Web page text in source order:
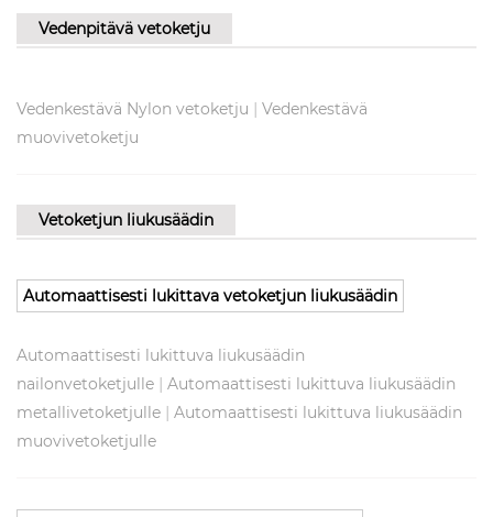
Vedenpitävä vetoketju
Vedenkestävä Nylon vetoketju | Vedenkestävä
muovivetoketju
Vetoketjun liukusäädin
Automaattisesti lukittava vetoketjun liukusäädin
Automaattisesti lukittuva liukusäädin
nailonvetoketjulle | Automaattisesti lukittuva liukusäädin
metallivetoketjulle | Automaattisesti lukittuva liukusäädin
muovivetoketjulle